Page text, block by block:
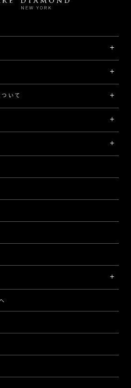
ング）
トップ
いて
ついて